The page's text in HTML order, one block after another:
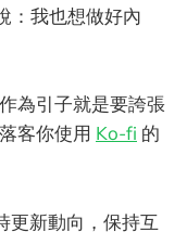
：我也想做好內
為引子就是要誇張
客你使用 Ko-fi 的
更新動向，保持互